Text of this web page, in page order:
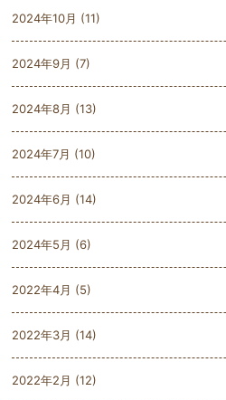
2024年10月 (11)
2024年9月 (7)
2024年8月 (13)
2024年7月 (10)
2024年6月 (14)
2024年5月 (6)
2022年4月 (5)
2022年3月 (14)
2022年2月 (12)